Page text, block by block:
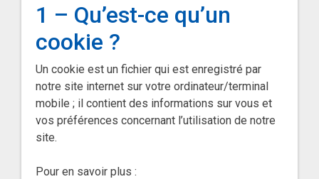
1 – Qu’est-ce qu’un
cookie ?
Un cookie est un fichier qui est enregistré par
notre site internet sur votre ordinateur/terminal
mobile ; il contient des informations sur vous et
vos préférences concernant l’utilisation de notre
site.
Pour en savoir plus :